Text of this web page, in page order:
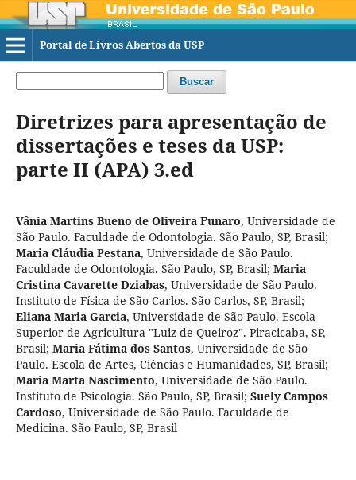
Portal de Livros Abertos da USP
Buscar
Diretrizes para apresentação de
dissertações e teses da USP:
parte II (APA) 3.ed
Vânia Martins Bueno de Oliveira Funaro, Universidade de
São Paulo. Faculdade de Odontologia. São Paulo, SP, Brasil;
Maria Cláudia Pestana, Universidade de São Paulo.
Faculdade de Odontologia. São Paulo, SP, Brasil; Maria
Cristina Cavarette Dziabas, Universidade de São Paulo.
Instituto de Física de São Carlos. São Carlos, SP, Brasil;
Eliana Maria Garcia, Universidade de São Paulo. Escola
Superior de Agricultura "Luiz de Queiroz". Piracicaba, SP,
Brasil; Maria Fátima dos Santos, Universidade de São
Paulo. Escola de Artes, Ciências e Humanidades, SP, Brasil;
Maria Marta Nascimento, Universidade de São Paulo.
Instituto de Psicologia. São Paulo, SP, Brasil; Suely Campos
Cardoso, Universidade de São Paulo. Faculdade de
Medicina. São Paulo, SP, Brasil